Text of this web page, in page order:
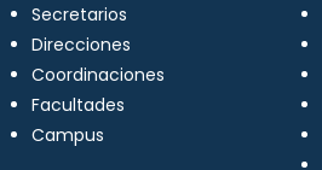
Secretarios
Direcciones
Coordinaciones
Facultades
Campus